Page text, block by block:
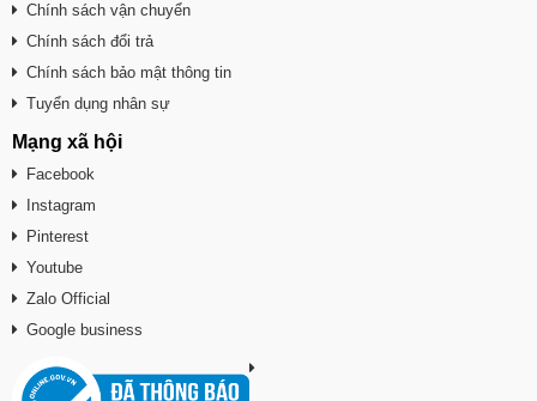
Chính sách vận chuyển
Chính sách đổi trả
Chính sách bảo mật thông tin
Tuyển dụng nhân sự
Mạng xã hội
Facebook
Instagram
Pinterest
Youtube
Zalo Official
Google business